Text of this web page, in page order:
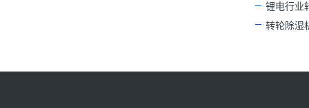
锂电行业
转轮除湿